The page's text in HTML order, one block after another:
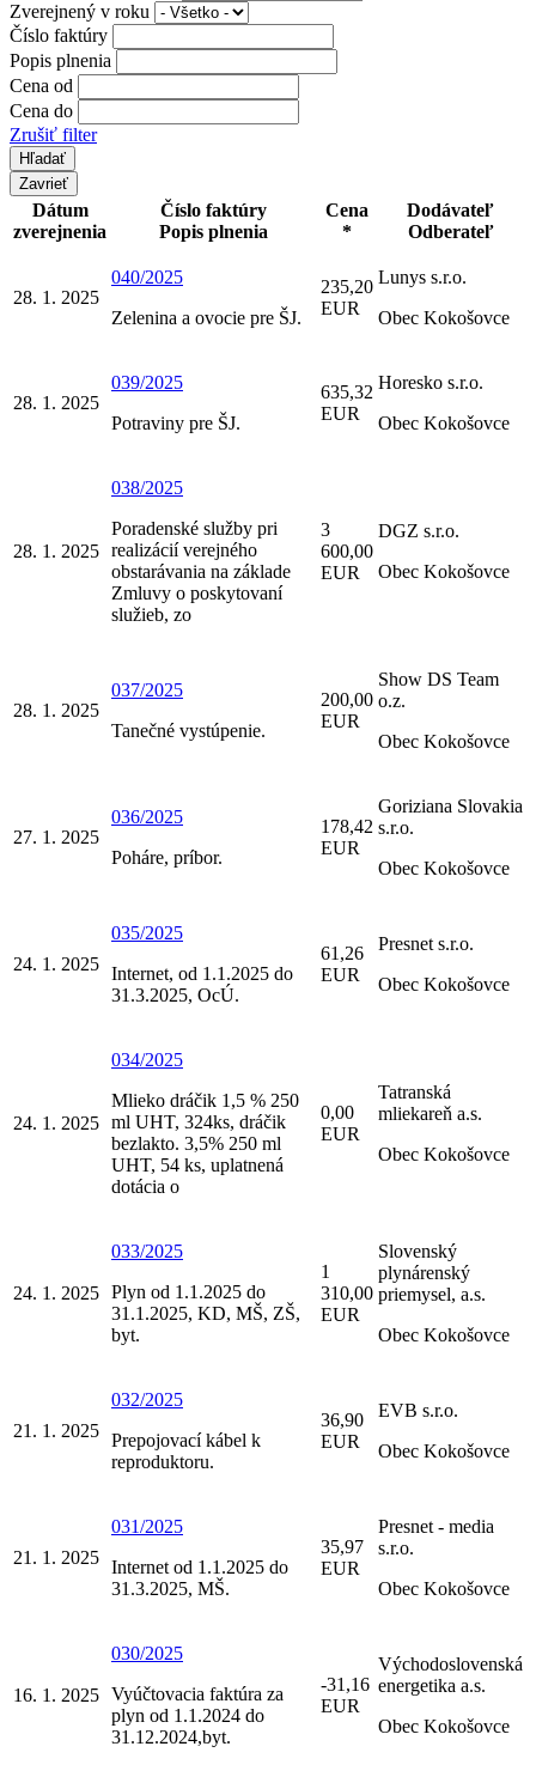
Zverejnený v roku
Číslo faktúry
Popis plnenia
Cena od
Cena do
Zrušiť filter
Zavrieť
Dátum
zverejnenia
Číslo faktúry
Popis plnenia
Cena
*
Dodávateľ
Odberateľ
28. 1. 2025
040/2025
Zelenina a ovocie pre ŠJ.
235,20
EUR
Lunys s.r.o.
Obec Kokošovce
28. 1. 2025
039/2025
Potraviny pre ŠJ.
635,32
EUR
Horesko s.r.o.
Obec Kokošovce
28. 1. 2025
038/2025
Poradenské služby pri
realizácií verejného
obstarávania na základe
Zmluvy o poskytovaní
služieb, zo
3
600,00
EUR
DGZ s.r.o.
Obec Kokošovce
28. 1. 2025
037/2025
Tanečné vystúpenie.
200,00
EUR
Show DS Team
o.z.
Obec Kokošovce
27. 1. 2025
036/2025
Poháre, príbor.
178,42
EUR
Goriziana Slovakia
s.r.o.
Obec Kokošovce
24. 1. 2025
035/2025
Internet, od 1.1.2025 do
31.3.2025, OcÚ.
61,26
EUR
Presnet s.r.o.
Obec Kokošovce
24. 1. 2025
034/2025
Mlieko dráčik 1,5 % 250
ml UHT, 324ks, dráčik
bezlakto. 3,5% 250 ml
UHT, 54 ks, uplatnená
dotácia o
0,00
EUR
Tatranská
mliekareň a.s.
Obec Kokošovce
24. 1. 2025
033/2025
Plyn od 1.1.2025 do
31.1.2025, KD, MŠ, ZŠ,
byt.
1
310,00
EUR
Slovenský
plynárenský
priemysel, a.s.
Obec Kokošovce
21. 1. 2025
032/2025
Prepojovací kábel k
reproduktoru.
36,90
EUR
EVB s.r.o.
Obec Kokošovce
21. 1. 2025
031/2025
Internet od 1.1.2025 do
31.3.2025, MŠ.
35,97
EUR
Presnet - media
s.r.o.
Obec Kokošovce
16. 1. 2025
030/2025
Vyúčtovacia faktúra za
plyn od 1.1.2024 do
31.12.2024,byt.
-31,16
EUR
Východoslovenská
energetika a.s.
Obec Kokošovce